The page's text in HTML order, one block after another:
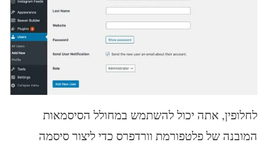
לחלופין, אתה יכול להשתמש במחולל הסיסמאות
המובנה של פלטפורמת וורדפרס כדי ליצור סיסמה